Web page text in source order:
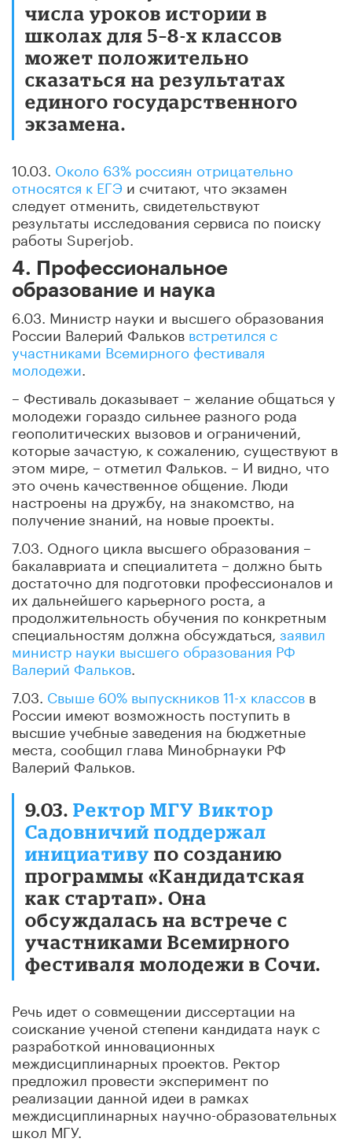
числа уроков истории в
школах для 5–8-х классов
может положительно
сказаться на результатах
единого государственного
экзамена.
10.03. Около 63% россиян отрицательно
относятся к ЕГЭ и считают, что экзамен
следует отменить, свидетельствуют
результаты исследования сервиса по поиску
работы Superjob.
4. Профессиональное
образование и наука
6.03. Министр науки и высшего образования
России Валерий Фальков встретился с
участниками Всемирного фестиваля
молодежи
– Фестиваль доказывает – желание общаться у
молодежи гораздо сильнее разного рода
геополитических вызовов и ограничений,
которые зачастую, к сожалению, существуют в
этом мире, – отметил Фальков. – И видно, что
это очень качественное общение. Люди
настроены на дружбу, на знакомство, на
получение знаний, на новые проекты.
7.03. Одного цикла высшего образования –
бакалавриата и специалитета – должно быть
достаточно для подготовки профессионалов и
их дальнейшего карьерного роста, а
продолжительность обучения по конкретным
специальностям должна обсуждаться,заявил
министр науки высшего образования РФ
Валерий Фальков
7.03. Свыше 60% выпускников 11-х классов в
России имеют возможность поступить в
высшие учебные заведения на бюджетные
места, сообщил глава Минобрнауки РФ
Валерий Фальков.
9.03. Ректор МГУ Виктор
Садовничий поддержал
инициативу по созданию
программы «Кандидатская
как стартап». Она
обсуждалась на встрече с
участниками Всемирного
фестиваля молодежи в Сочи.
Речь идет о совмещении диссертации на
соискание ученой степени кандидата наук с
разработкой инновационных
междисциплинарных проектов. Ректор
предложил провести эксперимент по
реализации данной идеи в рамках
междисциплинарных научно-образовательных
школ МГУ.